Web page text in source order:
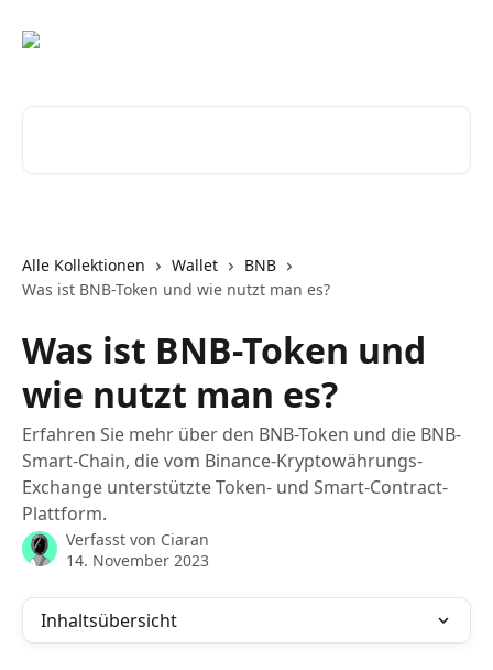
Alle Kollektionen Wallet
BNB
Was ist BNB-Token und wie nutzt man es?
Was ist BNB-Token und
wie nutzt man es?
Erfahren Sie mehr über den BNB-Token und die BNB-
Smart-Chain, die vom Binance-Kryptowährungs-
Exchange unterstützte Token- und Smart-Contract-
Plattform.
Verfasst von Ciaran
14. November 2023
Inhaltsübersicht